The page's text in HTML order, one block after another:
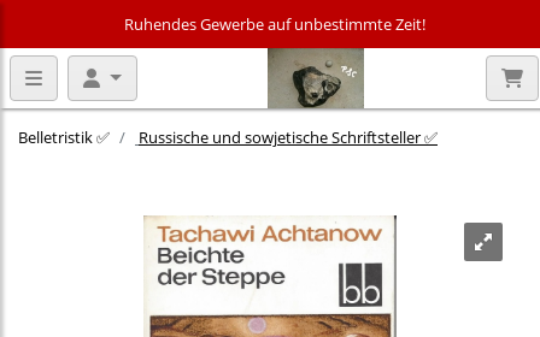
Ruhendes Gewerbe auf unbestimmte Zeit!
Belletristik ✅ Russische und sowjetische Schriftsteller ✅